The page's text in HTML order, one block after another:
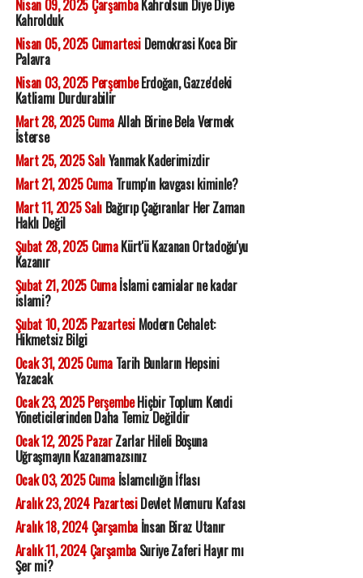
Nisan 09, 2025 ÇarşambaKahrolsun Diye Diye
Kahrolduk
Nisan 05, 2025 CumartesiDemokrasi Koca Bir
Palavra
Nisan 03, 2025 PerşembeErdoğan, Gazze'deki
Katliamı Durdurabilir
Mart 28, 2025 CumaAllah Birine Bela Vermek
İsterse
Mart 25, 2025 SalıYanmak Kaderimizdir
Mart 21, 2025 CumaTrump'ın kavgası kiminle?
Mart 11, 2025 SalıBağırıp Çağıranlar Her Zaman
Haklı Değil
Şubat 28, 2025 CumaKürt'ü Kazanan Ortadoğu'yu
Kazanır
Şubat 21, 2025 Cumaİslami camialar ne kadar
islami?
Şubat 10, 2025 PazartesiModern Cehalet:
Hikmetsiz Bilgi
Ocak 31, 2025 CumaTarih Bunların Hepsini
Yazacak
Ocak 23, 2025 PerşembeHiçbir Toplum Kendi
Yöneticilerinden Daha Temiz Değildir
Ocak 12, 2025 PazarZarlar Hileli Boşuna
Uğraşmayın Kazanamazsınız
Ocak 03, 2025 Cumaİslamcılığın İflası
Aralık 23, 2024 PazartesiDevlet Memuru Kafası
Aralık 18, 2024 Çarşambaİnsan Biraz Utanır
Aralık 11, 2024 ÇarşambaSuriye Zaferi Hayır mı
Şer mi?